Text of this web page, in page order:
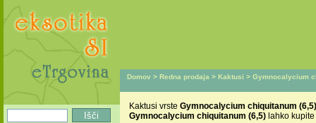
Domov > Redna prodaja > Kaktusi > Gymnocalycium
Kaktusi vrste Gymnocalycium chiquitanum (6,5)
Gymnocalycium chiquitanum (6,5) lahko